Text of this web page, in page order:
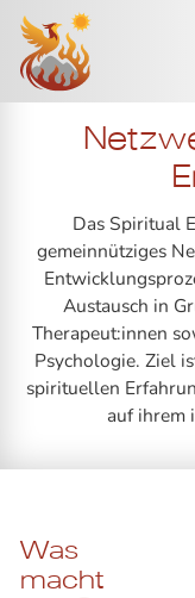
Startseite
Das Spiritual
gemeinnütziges
Austausch in
Therapeut:innen
Psychologie. Ziel
spirituellen
auf ihrem
Was
macht